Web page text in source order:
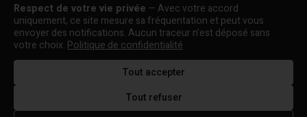
Association "Parler d'sa vie" © Depuis 1997 - Tous droits réservés |
Signaler une erreur |Confidentialité|Gestion des cookies|Dernière
mise à jour : 05/08/2026
DESIGNED &
DEVELOPED BY
Respect de votre vie privée — Avec votre accord
uniquement, ce site mesure sa fréquentation et peut vous
envoyer des notifications. Aucun traceur n’est déposé sans
votre choix. Politique de confidentialité
Tout accepter
Tout refuser